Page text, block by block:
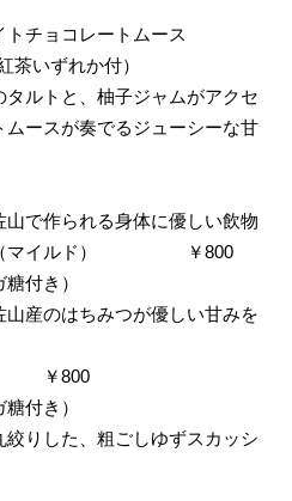
トチョコレートムース
茶いずれか付）
ルトと、柚子ジャムがアクセ
ースが奏でるジューシーな甘
で作られる身体に優しい飲物
ル（マイルド） ￥800
付き）
産のはちみつが優しい甘みを
￥800
付き）
りした、粗ごしゆずスカッシ